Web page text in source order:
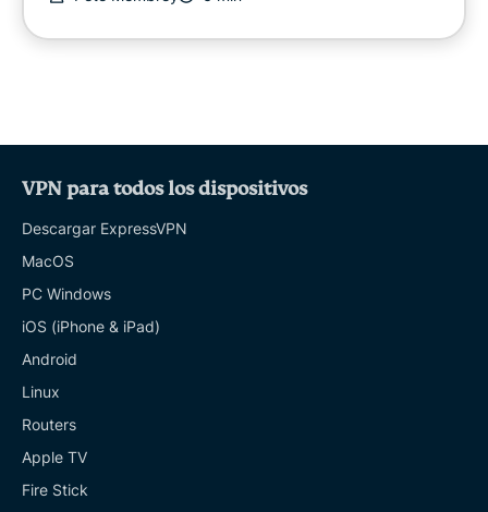
VPN para todos los dispositivos
Descargar ExpressVPN
MacOS
PC Windows
iOS (iPhone & iPad)
Android
Linux
Routers
Apple TV
Fire Stick